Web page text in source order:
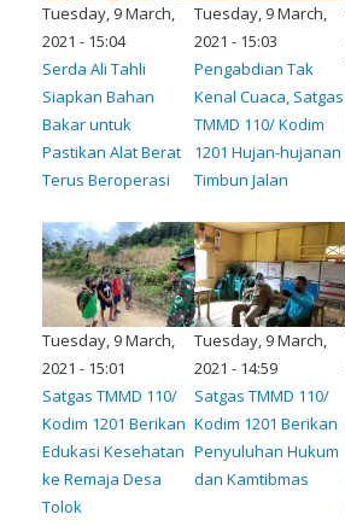
Tuesday, 9 March,
2021 - 15:04
Serda Ali Tahli
Siapkan Bahan
Bakar untuk
Pastikan Alat Berat
Terus Beroperasi
Tuesday, 9 March,
2021 - 15:03
Pengabdian Tak
Kenal Cuaca, Satgas
TMMD 110/ Kodim
1201 Hujan-hujanan
Timbun Jalan
Tuesday, 9 March,
2021 - 15:01
Satgas TMMD 110/
Kodim 1201 Berikan
Edukasi Kesehatan
ke Remaja Desa
Tolok
Tuesday, 9 March,
2021 - 14:59
Satgas TMMD 110/
Kodim 1201 Berikan
Penyuluhan Hukum
dan Kamtibmas